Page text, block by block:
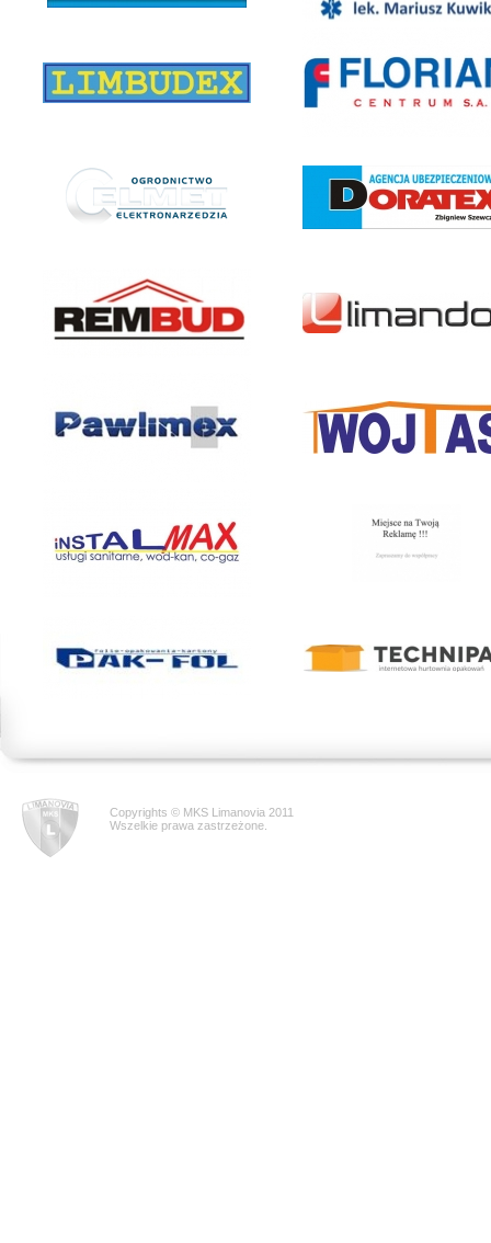
Copyrights © MKS Limanovia 2011
Wszelkie prawa zastrzeżone.